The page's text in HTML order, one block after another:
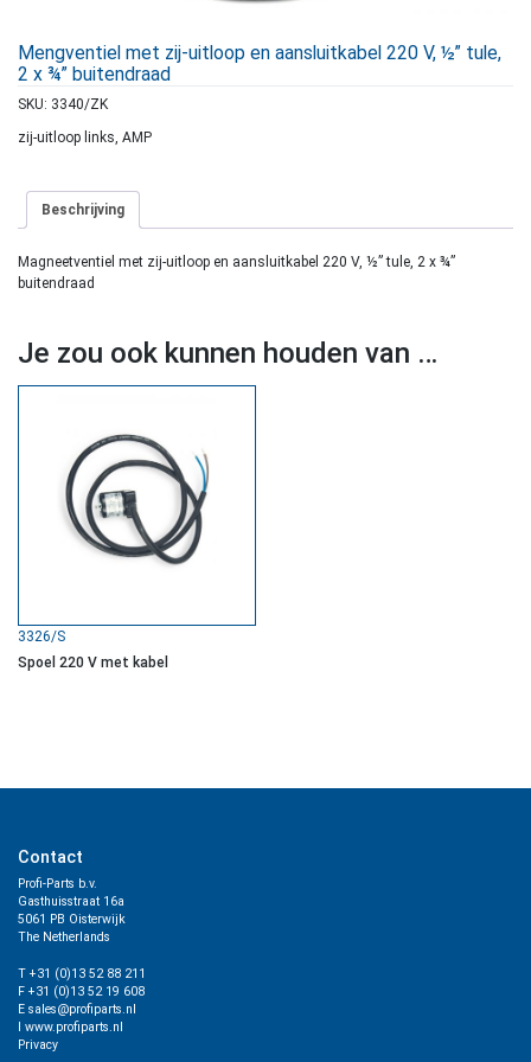
Mengventiel met zij-uitloop en aansluitkabel 220 V, ½” tule,
2 x ¾” buitendraad
SKU: 3340/ZK
zij-uitloop links, AMP
Beschrijving
Magneetventiel met zij-uitloop en aansluitkabel 220 V, ½” tule, 2 x ¾”
buitendraad
Je zou ook kunnen houden van …
3326/S
Spoel 220 V met kabel
Contact
Profi-Parts b.v.
Gasthuisstraat 16a
5061 PB Oisterwijk
The Netherlands
T +31 (0)13 52 88 211
F +31 (0)13 52 19 608
E sales@profiparts.nl
I www.profiparts.nl
Privacy